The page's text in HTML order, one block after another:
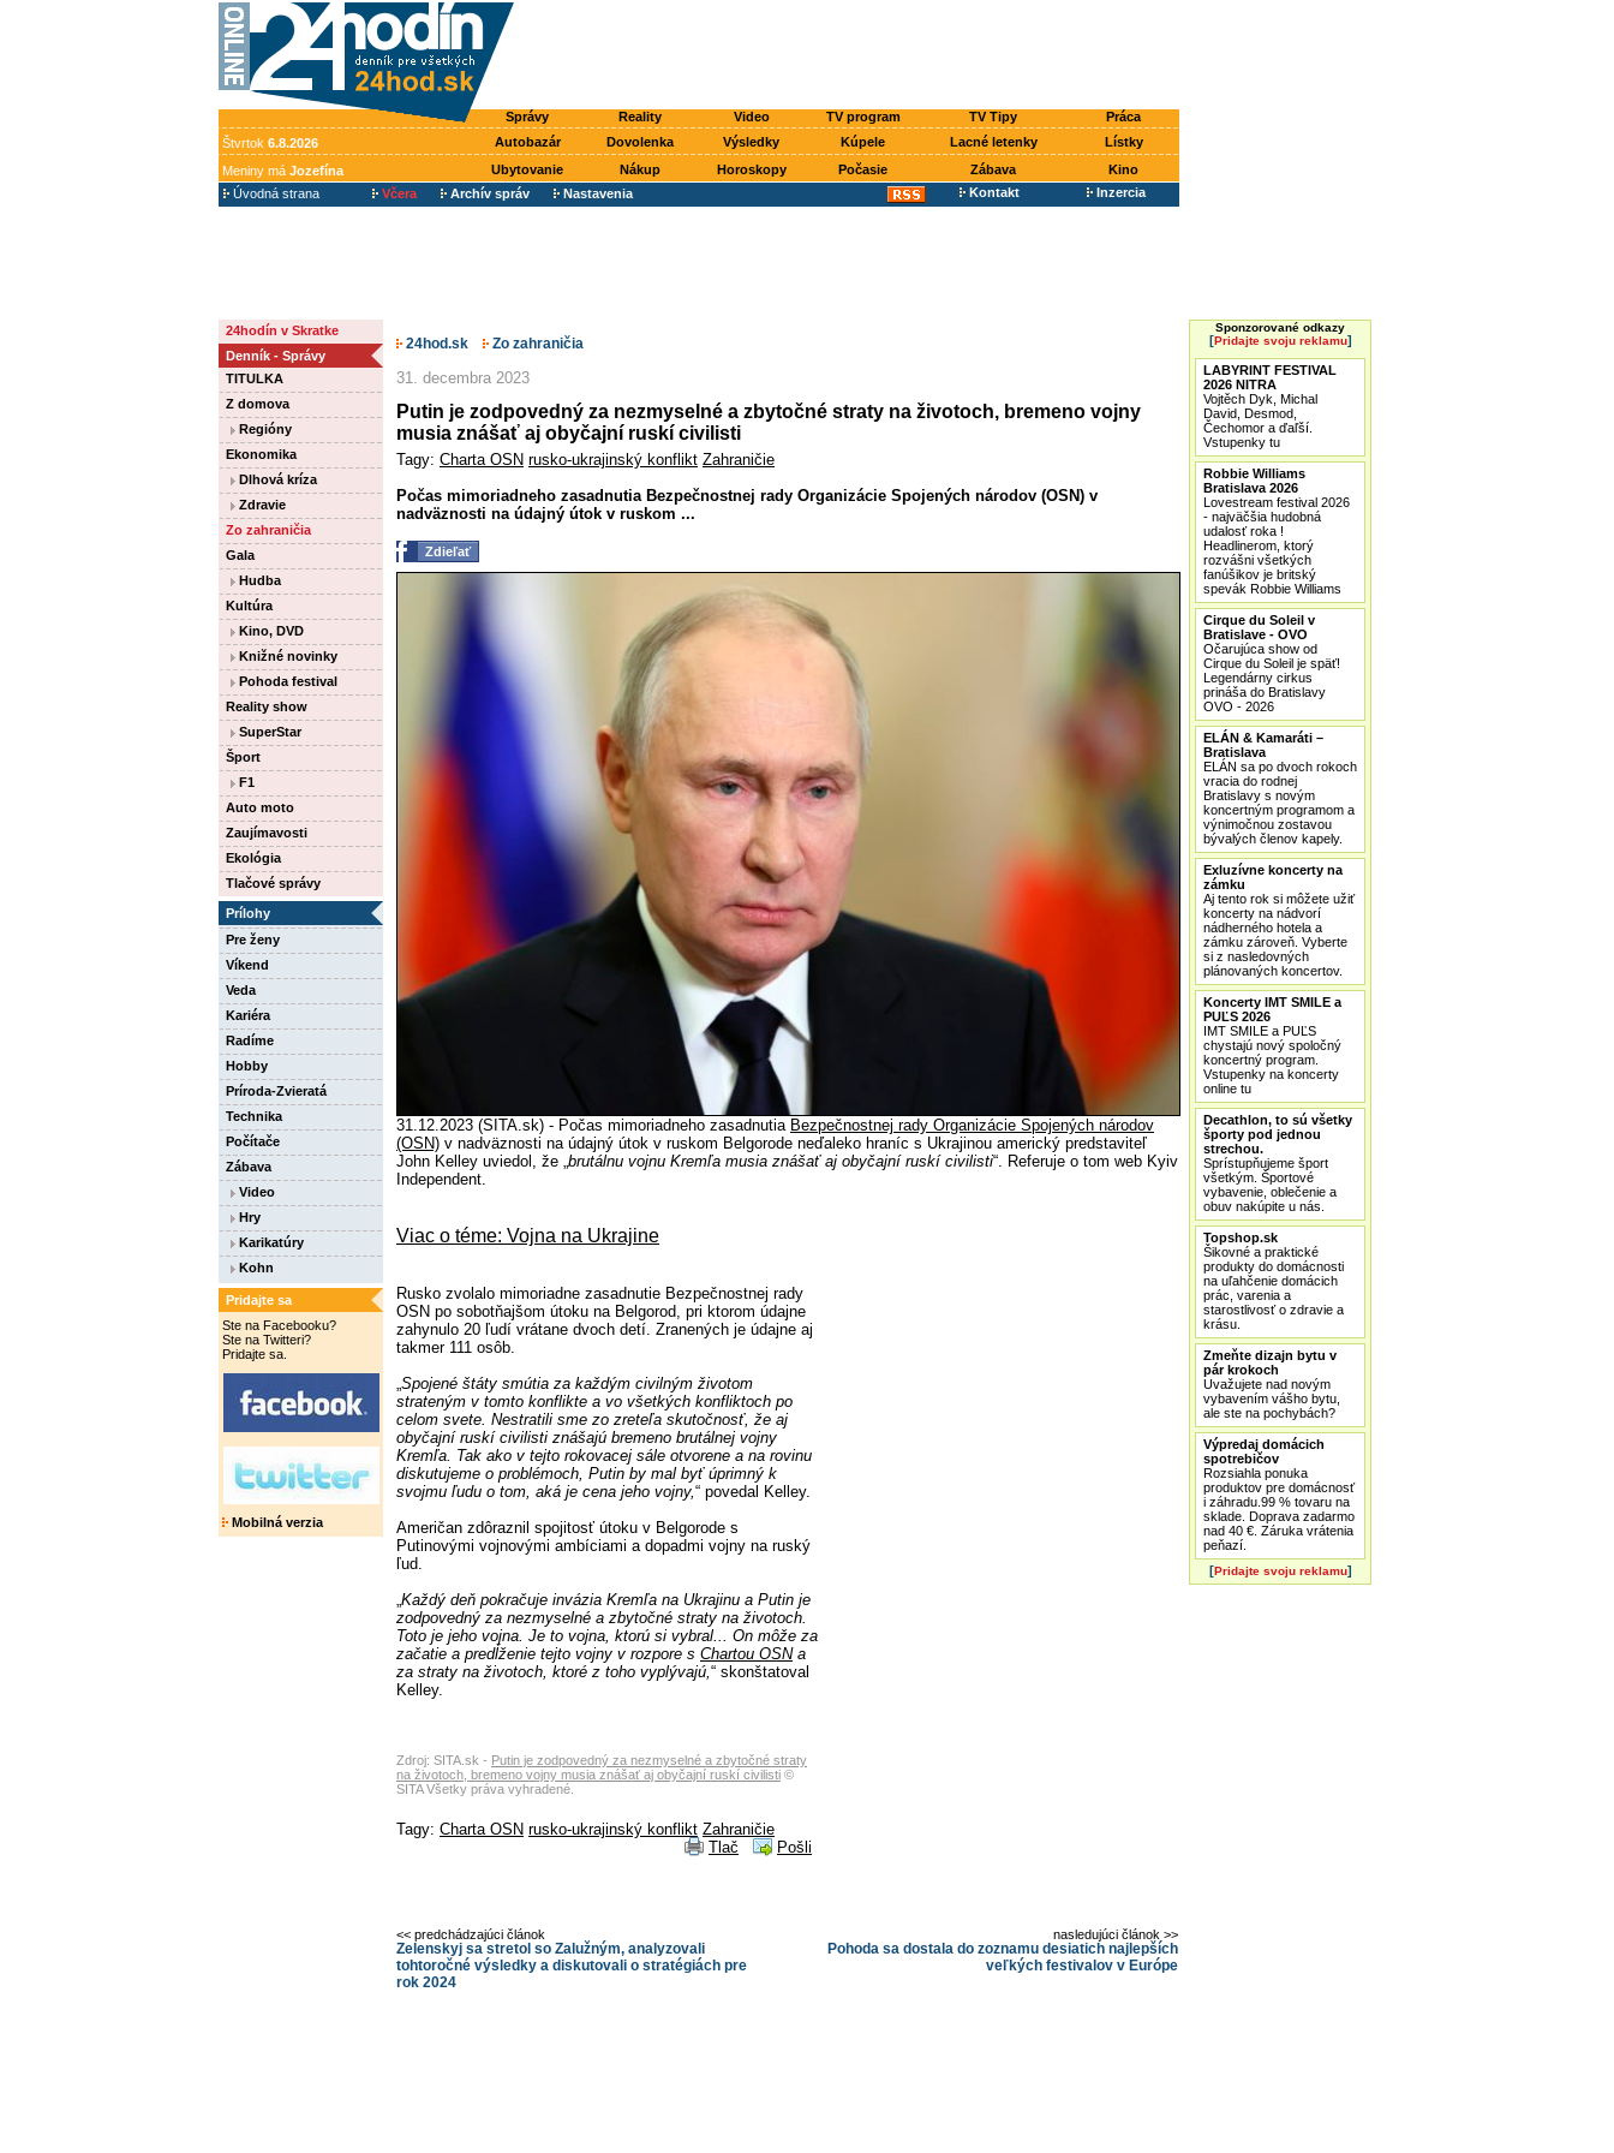
Správy Reality Video TV program TV Tipy
Práca
Štvrtok 6.8.2026 Autobazár Dovolenka Výsledky Kúpele Lacné letenky
Lístky
Meniny má Jozefína Ubytovanie Nákup Horoskopy Počasie Zábava
Kino
Úvodná strana
Včera Archív správ Nastavenia Kontakt Inzercia
24hodín v Skratke
Denník - Správy
TITULKA
Z domova
Regióny
Ekonomika
Dlhová kríza
Zdravie
Zo zahraničia
Gala
Hudba
Kultúra
Kino, DVD
Knižné novinky
Pohoda festival
Reality show
SuperStar
Šport
F1
Auto moto
Zaujímavosti
Ekológia
Tlačové správy
Prílohy
Pre ženy
Víkend
Veda
Kariéra
Radíme
Hobby
Príroda-Zvieratá
Technika
Počítače
Zábava
Video
Hry
Karikatúry
Kohn
Pridajte sa
Ste na Facebooku?
Ste na Twitteri?
Pridajte sa.
Mobilná verzia
24hod.sk Zo zahraničia
31. decembra 2023
Putin je zodpovedný za nezmyselné a zbytočné straty na životoch, bremeno vojny
musia znášať aj obyčajní ruskí civilisti
Tagy: Charta OSN rusko-ukrajinský konflikt Zahraničie
Počas mimoriadneho zasadnutia Bezpečnostnej rady Organizácie Spojených národov (OSN) v
nadväznosti na údajný útok v ruskom ...
Zdieľať
31.12.2023 (SITA.sk) - Počas mimoriadneho zasadnutia Bezpečnostnej rady Organizácie Spojených národov
(OSN) v nadväznosti na údajný útok v ruskom Belgorode neďaleko hraníc s Ukrajinou americký predstaviteľ
John Kelley uviedol, že „brutálnu vojnu Kremľa musia znášať aj obyčajní ruskí civilisti“. Referuje o tom web Kyiv
Independent.
Viac o téme: Vojna na Ukrajine
Rusko zvolalo mimoriadne zasadnutie Bezpečnostnej rady
OSN po sobotňajšom útoku na Belgorod, pri ktorom údajne
zahynulo 20 ľudí vrátane dvoch detí. Zranených je údajne aj
takmer 111 osôb.
Spojené štáty smútia za každým civilným životom
strateným v tomto konflikte a vo všetkých konfliktoch po
celom svete. Nestratili sme zo zreteľa skutočnosť, že aj
obyčajní ruskí civilisti znášajú bremeno brutálnej vojny
Kremľa. Tak ako v tejto rokovacej sále otvorene a na rovinu
diskutujeme o problémoch, Putin by mal byť úprimný k
svojmu ľudu o tom, aká je cena jeho vojny, “ povedal Kelley.
Američan zdôraznil spojitosť útoku v Belgorode s
Putinovými vojnovými ambíciami a dopadmi vojny na ruský
ľud.
Každý deň pokračuje invázia Kremľa na Ukrajinu a Putin je
zodpovedný za nezmyselné a zbytočné straty na životoch.
Toto je jeho vojna. Je to vojna, ktorú si vybral... On môže za
začatie a predĺženie tejto vojny v rozpore s Chartou OSNa
za straty na životoch, ktoré z toho vyplývajú, “ skonštatoval
Kelley.
Zdroj: SITA.sk - Putin je zodpovedný za nezmyselné a zbytočné straty
na životoch, bremeno vojny musia znášať aj obyčajní ruskí civilisti ©
SITA Všetky práva vyhradené.
Tagy: Charta OSN rusko-ukrajinský konflikt Zahraničie
Tlač
Pošli
nasledujúci článok >>
Pohoda sa dostala do zoznamu desiatich najlepších
veľkých festivalov v Európe
<< predchádzajúci článok
Zelenskyj sa stretol so Zalužným, analyzovali
tohtoročné výsledky a diskutovali o stratégiách pre
rok 2024
Sponzorované odkazy
[Pridajte svoju reklamu]
LABYRINT FESTIVAL
2026 NITRA
Vojtěch Dyk, Michal
David, Desmod,
Čechomor a ďaľší.
Vstupenky tu
Robbie Williams
Bratislava 2026
Lovestream festival 2026
- najväčšia hudobná
udalosť roka !
Headlinerom, ktorý
rozvášni všetkých
fanúšikov je britský
spevák Robbie Williams
Cirque du Soleil v
Bratislave - OVO
Očarujúca show od
Cirque du Soleil je späť!
Legendárny cirkus
prináša do Bratislavy
OVO - 2026
ELÁN & Kamaráti –
Bratislava
ELÁN sa po dvoch rokoch
vracia do rodnej
Bratislavy s novým
koncertným programom a
výnimočnou zostavou
bývalých členov kapely.
Exluzívne koncerty na
zámku
Aj tento rok si môžete užiť
koncerty na nádvorí
nádherného hotela a
zámku zároveň. Vyberte
si z nasledovných
plánovaných koncertov.
Koncerty IMT SMILE a
PUĽS 2026
IMT SMILE a PUĽS
chystajú nový spoločný
koncertný program.
Vstupenky na koncerty
online tu
Decathlon, to sú všetky
športy pod jednou
strechou.
Sprístupňujeme šport
všetkým. Športové
vybavenie, oblečenie a
obuv nakúpite u nás.
Topshop.sk
Šikovné a praktické
produkty do domácnosti
na uľahčenie domácich
prác, varenia a
starostlivosť o zdravie a
krásu.
Zmeňte dizajn bytu v
pár krokoch
Uvažujete nad novým
vybavením vášho bytu,
ale ste na pochybách?
Výpredaj domácich
spotrebičov
Rozsiahla ponuka
produktov pre domácnosť
i záhradu.99 % tovaru na
sklade. Doprava zadarmo
nad 40 €. Záruka vrátenia
peňazí.
[Pridajte svoju reklamu]